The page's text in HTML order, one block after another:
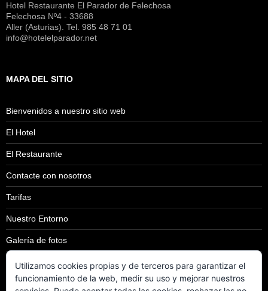
Hotel Restaurante El Parador de Felechosa
Felechosa Nº4 - 33688
Aller (Asturias). Tel. 985 48 71 01
info@hotelelparador.net
MAPA DEL SITIO
Bienvenidos a nuestro sitio web
El Hotel
El Restaurante
Contacte con nosotros
Tarifas
Nuestro Entorno
Galería de fotos
Aviso Legal
Más información sobre las cookies
Utilizamos cookies propias y de terceros para garantizar el
funcionamiento de la web, medir su uso y mejorar nuestros